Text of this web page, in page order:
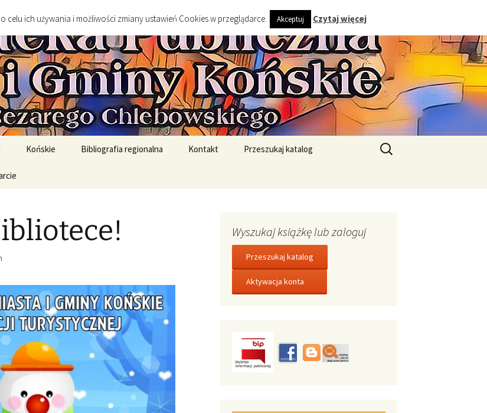
Miasta i Gminy
Końskie Bibliografia regionalna
Środowisko geograficzne
Nauka, oświata, kultura
Kontakt Przeszukaj katalog
Books /
Readers /
Books /
angielskie
for Kids &
dla Dzieci
/ Literackie
Językowe
Szukaj:
Wyszukaj książkę lub zaloguj
celu ich używania i możliwości zmiany ustawień Cookies w przeglądarce. Akceptuj Czytaj więcej